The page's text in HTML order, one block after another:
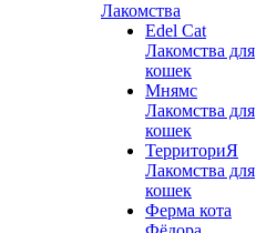
Лакомства
Edel Cat
Лакомства для
кошек
Мнямс
Лакомства для
кошек
ТерриториЯ
Лакомства для
кошек
Ферма кота